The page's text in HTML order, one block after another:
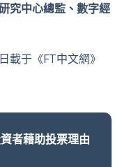
究中心總監、數字經
載于《FT中文網》
者藉助投票理由